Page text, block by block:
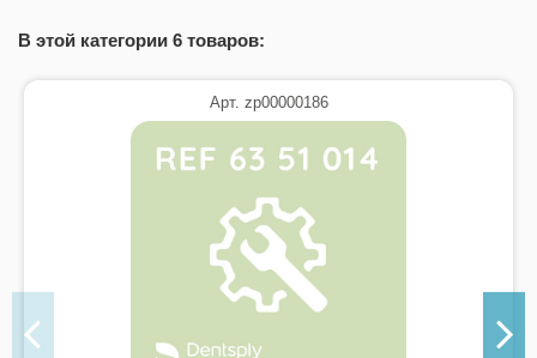
В этой категории 6 товаров:
Арт. zp00000186